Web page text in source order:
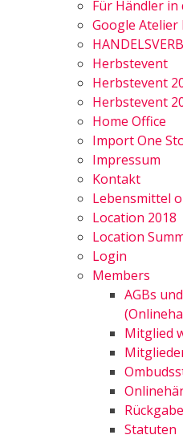
Für Händler in
Google Atelier
Herbstevent
Herbstevent
Herbstevent
Home Office
Import One
Impressum
Kontakt
Lebensmittel
Location 2018
Location
Login
Members
AGBs
Mitglied
Statuten